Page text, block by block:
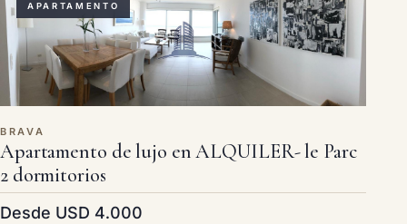
APARTAMENTO
BRAVA
Apartamento de lujo en ALQUILER- le Parc
2 dormitorios
Desde USD 4.000